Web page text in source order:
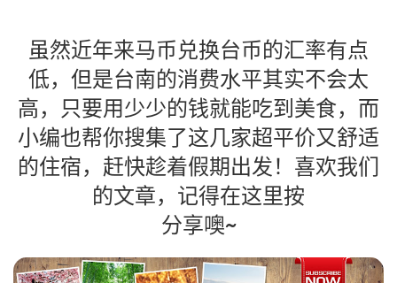
虽然近年来马币兑换台币的汇率有点
低，但是台南的消费水平其实不会太
高，只要用少少的钱就能吃到美食，而
小编也帮你搜集了这几家超平价又舒适
的住宿，赶快趁着假期出发！喜欢我们
的文章，记得在这里按
分享噢~